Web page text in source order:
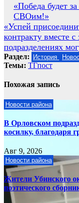
Навигация
по
записям
«Победа будет
СВОим!»
«Успей
контракту вместе
подразделениях
Раздел: История
Темы: ТГпост
Похожая запись
Новости района
В Орловском
косилку, благодаря
Авг 9, 2026
Новости района
Жители Убинского
поэтического